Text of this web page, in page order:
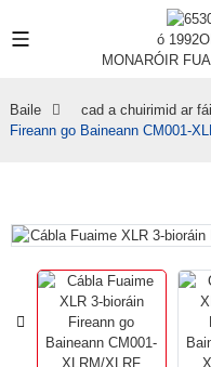
ó 1992
MONARÓIR
Baile cad a chuirimid ar fáil
Fireann go Baineann CM001-